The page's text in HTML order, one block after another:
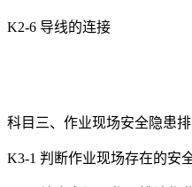
K2-6 导线的连接
科目三、作业现场安全隐患
K3-1 判断作业现场存在的安